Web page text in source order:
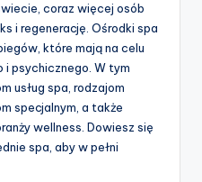
coraz więcej osób
i regenerację. Ośrodki spa
które mają na celu
psychicznego. W tym
usług spa, rodzajom
specjalnym, a także
wellness. Dowiesz się
spa, aby w pełni